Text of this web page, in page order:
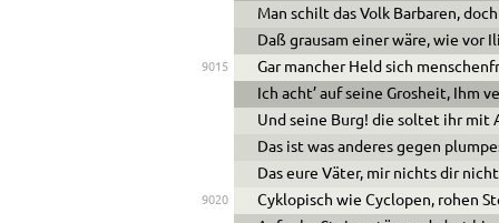
Man schilt das Volk Barbaren,
Daß grausam einer wäre, wie vor
9015
Gar mancher Held sich
Ich acht’ auf seine Grosheit, Ihm
Und seine Burg! die soltet ihr mit
Das ist was anderes gegen
Das eure Väter, mir nichts dir
9020
Cyklopisch wie Cyclopen, rohen